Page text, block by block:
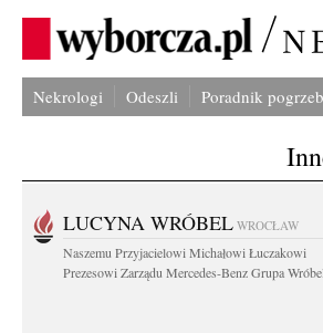
Nekrologi Odeszli Poradnik
LUCYNA WRÓBEL WROCŁAW
Naszemu Przyjacielowi Michałowi Łuczakowi
Prezesowi Zarządu Mercedes-Benz Grupa